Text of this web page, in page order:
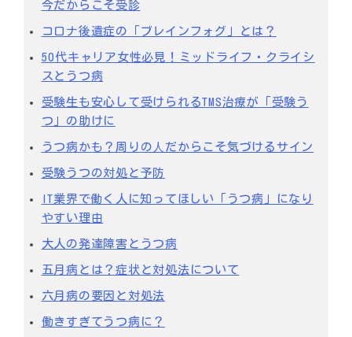
今だからこそ受診
コロナ後遺症の「ブレインフォグ」とは？
50代キャリア女性必見！ミッドライフ・クライシ
スとうつ病
受験生も安心して受けられるTMS治療が「受験う
つ」の助けに
うつ病かも？周りの⼈だからこそ気づけるサイン
受験うつの対処と予防
IT業界で働く人に知ってほしい「うつ病」になり
やすい理由
大人の発達障害とうつ病
五月病とは？症状と対処法について
六月病の要因と対処法
働きすぎてうつ病に？